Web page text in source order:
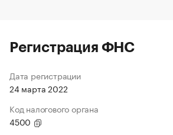
Регистрация ФНС
Дата регистрации
24 марта 2022
Код налогового органа
4500